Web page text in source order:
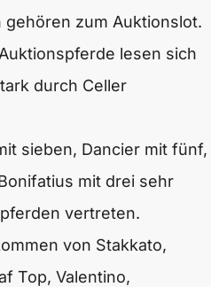
zum Auktionslot.
lesen sich
durch Celler
sieben, Dancier mit fünf,
mit drei sehr
vertreten.
von Stakkato,
Top, Valentino,